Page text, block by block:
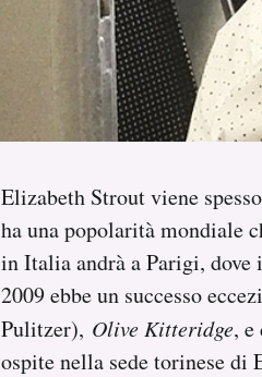
Elizabeth Strout viene
ha una popolarità mondiale
in Italia andrà a Parigi,
2009 ebbe un successo
Pulitzer), Olive Kitteridge,
ospite nella sede torinese